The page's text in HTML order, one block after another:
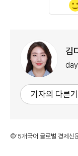
김
기자의 다른
©'5개국어 글로벌 경제신